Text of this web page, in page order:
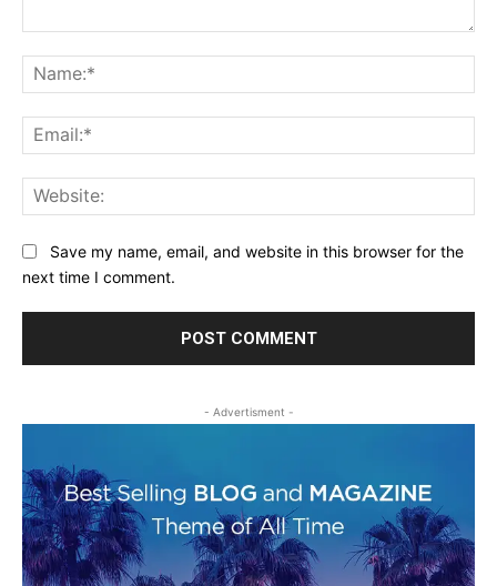
Save my name, email, and website in this browser for the
next time I comment.
- Advertisment -